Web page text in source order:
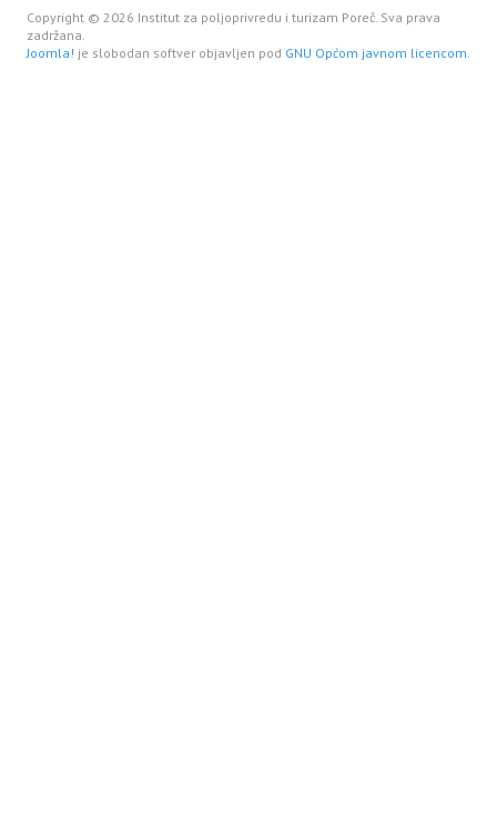
Copyright © 2026 Institut za poljoprivredu i turizam Poreč. Sva prava
zadržana.
Joomla! je slobodan softver objavljen pod GNU Općom javnom licencom.